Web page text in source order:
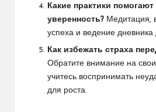
Какие практики
уверенность? Медитация,
успеха и ведение дневника
Как избежать страха
Обратите внимание на
учитесь воспринимать
для роста.